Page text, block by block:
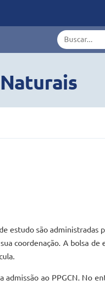
Termo de
estudo são administradas
coordenação. A bolsa
ao PPGCN. No